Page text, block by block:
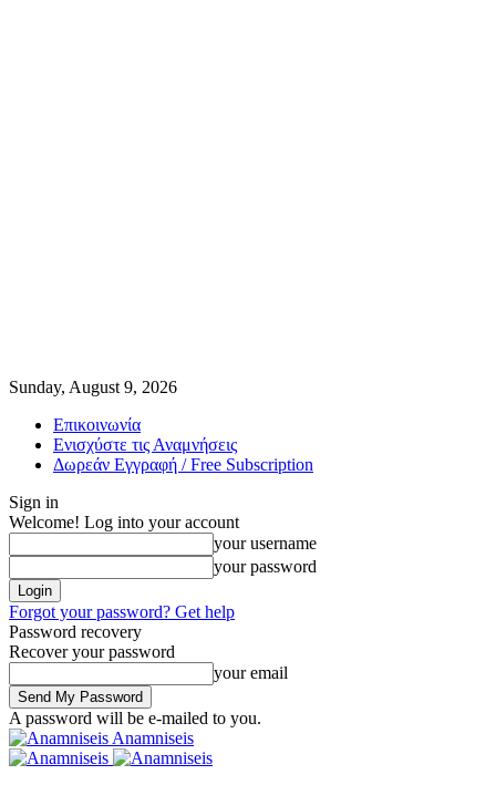
Sunday, August 9, 2026
Επικοινωνία
Ενισχύστε τις Αναμνήσεις
Δωρεάν Εγγραφή / Free Subscription
Sign in
Welcome! Log into your account
your username
your password
Forgot your password? Get help
Password recovery
Recover your password
your email
A password will be e-mailed to you.
Anamniseis